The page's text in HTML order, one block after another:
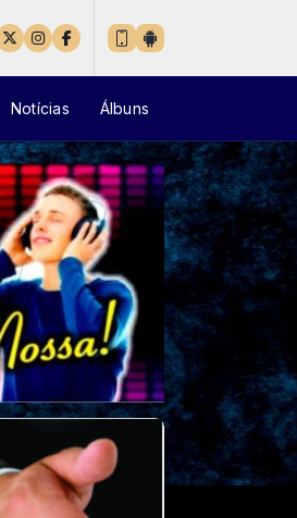
(Felix Jaehn Remix) [Official Video]
Notícias Álbuns